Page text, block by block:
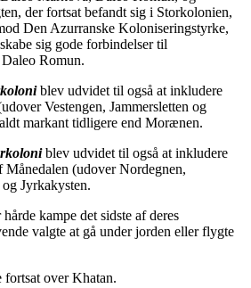
der fortsat befandt sig i Storkolonien,
Den Azurranske Koloniseringstyrke,
sig gode forbindelser til
Romun.
blev udvidet til også at inkludere
Vestengen, Jammersletten og
markant tidligere end Morænen.
blev udvidet til også at inkludere
Månedalen (udover Nordegnen,
Jyrkakysten.
kampe det sidste af deres
valgte at gå under jorden eller flygte
fortsat over Khatan.